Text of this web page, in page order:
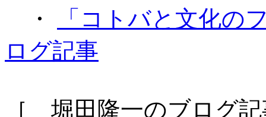
・
「コトバと文化の
ログ記事
［ 堀田隆一のブログ